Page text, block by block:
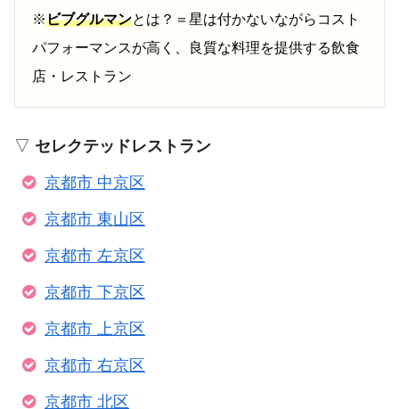
※ビブグルマンとは？＝星は付かないながらコスト
パフォーマンスが高く、良質な料理を提供する飲食
店・レストラン
▽ セレクテッドレストラン
京都市 中京区
京都市 東山区
京都市 左京区
京都市 下京区
京都市 上京区
京都市 右京区
京都市 北区